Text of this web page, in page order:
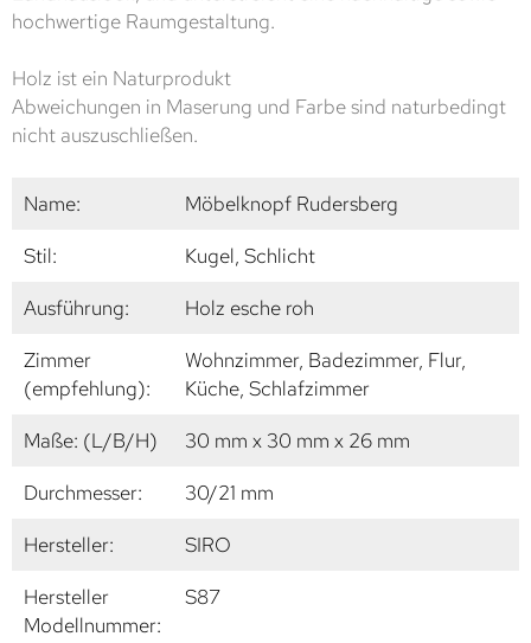
hochwertige Raumgestaltung.
Holz ist ein Naturprodukt
Abweichungen in Maserung und Farbe sind naturbedingt
nicht auszuschließen.
Name:
Möbelknopf Rudersberg
Stil:
Kugel, Schlicht
Ausführung:
Holz esche roh
Zimmer
(empfehlung):
Wohnzimmer, Badezimmer, Flur,
Küche, Schlafzimmer
Maße: (L/B/H)
30 mm x 30 mm x 26 mm
Durchmesser:
30/21 mm
Hersteller:
SIRO
Hersteller
Modellnummer:
S87